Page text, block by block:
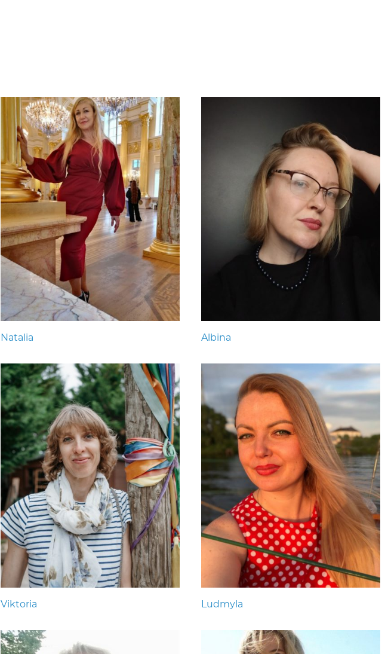
Natalia Albina
Viktoria Ludmyla